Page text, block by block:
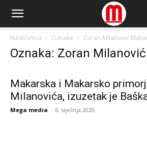
Naslovnica Oznake Zoran Milanović
Oznaka: Zoran
Makarska i Makarsko
Milanovića, izuzetak je
Mega media - 6. siječnja 2020.